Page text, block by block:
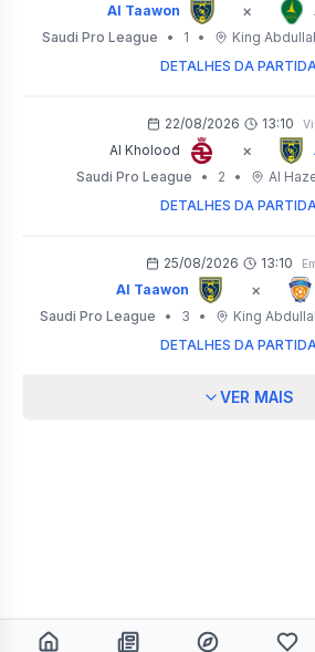
Al Taawon ×
Saudi Pro League
• 1 • King
DETALHES DA
22/08/2026 13:10
Al Kholood ×
Saudi Pro League
• 2 • Al
DETALHES DA
25/08/2026 13:10
Al Taawon ×
Saudi Pro League
• 3 • King
DETALHES DA
VER MAIS